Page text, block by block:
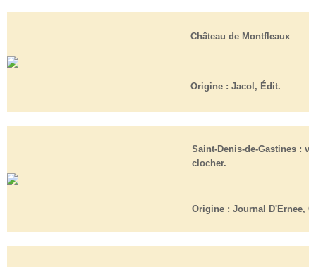
Château de Montfleaux
Origine : Jacol, Édit.
Saint-Denis-de-Gastines :
clocher.
Origine : Journal D'Ernee,